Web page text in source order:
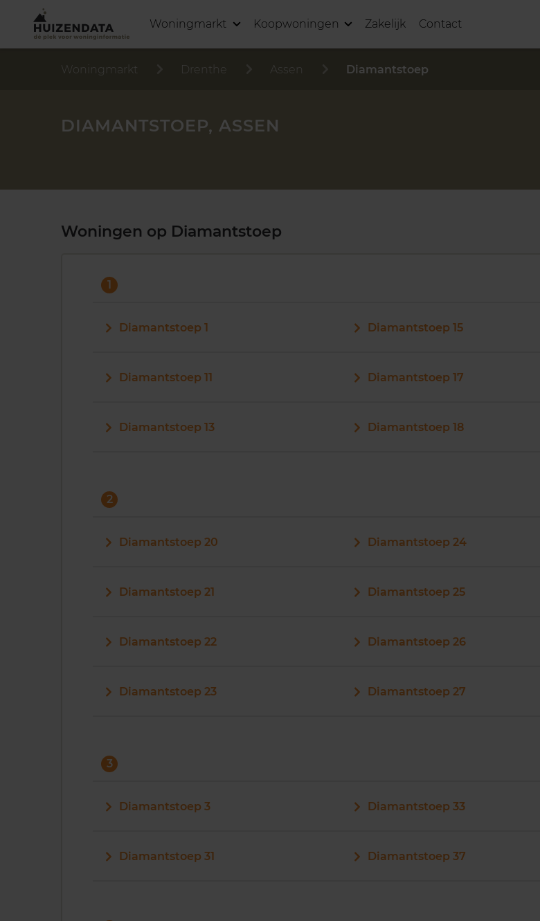
Woningmarkt Koopwoningen Zakelijk Contact
Woningmarkt Drenthe Assen Diamantstoep
DIAMANTSTOEP, ASSEN
Woningen op Diamantstoep
1
Diamantstoep 1
Diamantstoep 11
Diamantstoep 13
Diamantstoep 15
Diamantstoep 17
Diamantstoep 18
2
Diamantstoep 20
Diamantstoep 21
Diamantstoep 22
Diamantstoep 23
Diamantstoep 24
Diamantstoep 25
Diamantstoep 26
Diamantstoep 27
3
Diamantstoep 3
Diamantstoep 31
Diamantstoep 33
Diamantstoep 37